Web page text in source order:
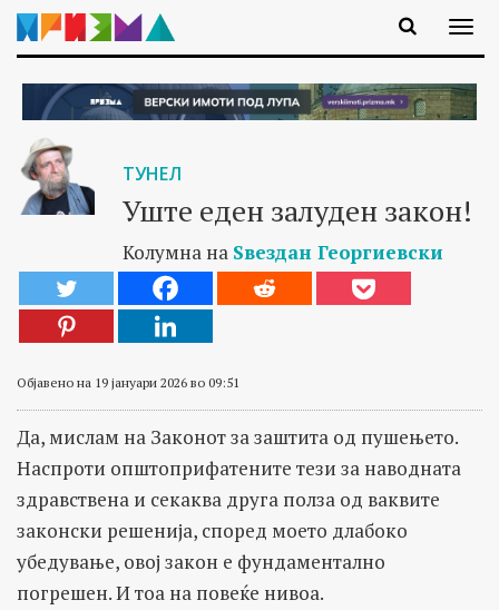
ТУНЕЛ
Уште еден залуден закон!
Колумна на Ѕвездан Георгиевски
Објавено на 19 јануари 2026 во 09:51
Да, мислам на Законот за заштита од пушењето.
Наспроти општоприфатените тези за наводната
здравствена и секаква друга полза од ваквите
законски решенија, според моето длабоко
убедување, овој закон е фундаментално
погрешен. И тоа на повеќе нивоа.